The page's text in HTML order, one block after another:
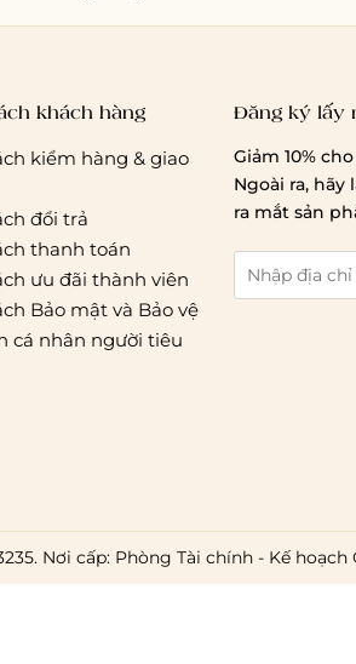
Giao hàng trong
Hà Nội và các tỉnh
cước của ĐVVC
khách hàng
kiểm hàng & giao
đổi trả
thanh toán
ưu đãi thành viên
Bảo mật và Bảo vệ
cá nhân người tiêu
Đăng ký lấy
Giảm 10%
Ngoài ra,
ra mắt sản
Nơi cấp: Phòng Tài chính - Kế hoạch